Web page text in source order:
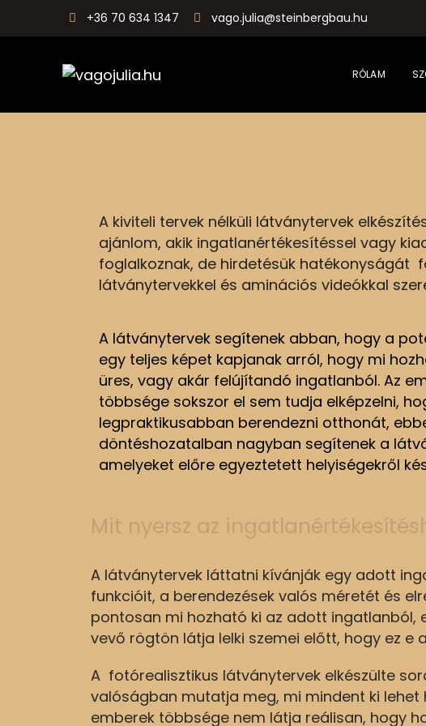
+36 70 634 1347 vago.julia@steinbergbau.hu
vagojulia.hu
RÓLAM
A kiviteli tervek nélküli látványtervek
ajánlom, akik ingatlanértékesítéssel vagy
foglalkoznak, de hirdetésük hatékonyságát
látványtervekkel és aminációs videókkal
A látványtervek segítenek abban, hogy a
egy teljes képet kapjanak arról, hogy mi
üres, vagy akár felújítandó ingatlanból. Az
többsége sokszor el sem tudja elképzelni,
legpraktikusabban berendezni otthonát,
döntéshozatalban nagyban segítenek a
amelyeket előre egyeztetett helyiségekről
Mit nyersz az
A látványtervek láttatni kívánják egy adott
funkcióit, a berendezések valós méretét és
pontosan mi hozható ki az adott
vevő rögtön látja lelki szemei előtt, hogy ez e
A fotórealisztikus látványtervek elkészülte
valóságban mutatja meg, mi mindent ki
emberek többsége nem látja reálisan, hogy